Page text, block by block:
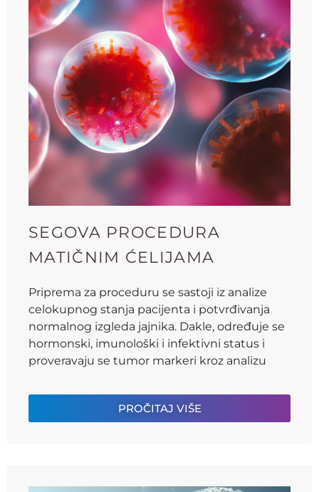
SEGOVA PROCEDURA
MATIČNIM ĆELIJAMA
Priprema za proceduru se sastoji iz analize
celokupnog stanja pacijenta i potvrđivanja
normalnog izgleda jajnika. Dakle, određuje se
hormonski, imunološki i infektivni status i
proveravaju se tumor markeri kroz analizu
PROČITAJ VIŠE